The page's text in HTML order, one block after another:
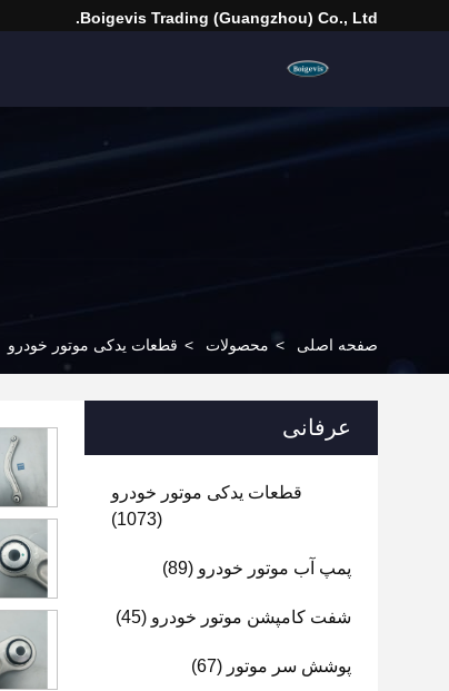
Boigevis Trading (guangzhou) Co., Ltd.
صفحه اصلی > محصولات > قطعات یدکی موتور خودرو
عرفانی
قطعات یدکی موتور خودرو
(1073)
پمپ آب موتور خودرو (89)
شفت کامپشن موتور خودرو (45)
پوشش سر موتور (67)